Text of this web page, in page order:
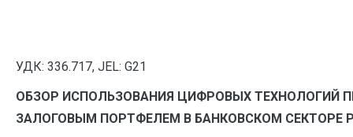
УДК: 336.717, JEL: G21
ОБЗОР ИСПОЛЬЗОВАНИЯ ЦИФРОВЫХ ТЕХНОЛОГИЙ
ЗАЛОГОВЫМ ПОРТФЕЛЕМ В БАНКОВСКОМ СЕКТОРЕ